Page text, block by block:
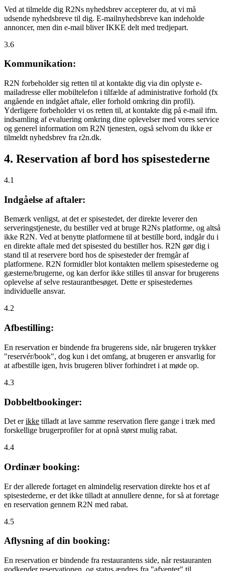
Ved at tilmelde dig R2Ns nyhedsbrev accepterer du, at vi må
udsende nyhedsbreve til dig. E-mailnyhedsbreve kan indeholde
annoncer, men din e-mail bliver IKKE delt med tredjepart.
3.6
Kommunikation:
R2N forbeholder sig retten til at kontakte dig via din oplyste e-
mailadresse eller mobiltelefon i tilfælde af administrative forhold (fx
angående en indgået aftale, eller forhold omkring din profil).
Yderligere forbeholder vi os retten til, at kontakte dig på e-mail ifm.
indsamling af evaluering omkring dine oplevelser med vores service
og generel information om R2N tjenesten, også selvom du ikke er
tilmeldt nyhedsbrev fra r2n.dk.
4. Reservation af bord hos spisestederne
4.1
Indgåelse af aftaler:
Bemærk venligst, at det er spisestedet, der direkte leverer den
serveringstjeneste, du bestiller ved at bruge R2Ns platforme, og altså
ikke R2N. Ved at benytte platformene til at bestille bord, indgår du i
en direkte aftale med det spisested du bestiller hos. R2N gør dig i
stand til at reservere bord hos de spisesteder der fremgår af
platformene. R2N formidler blot kontakten mellem spisestederne og
gæsterne/brugerne, og kan derfor ikke stilles til ansvar for brugerens
oplevelse af selve restaurantbesøget. Dette er spisestedernes
individuelle ansvar.
4.2
Afbestilling:
En reservation er bindende fra brugerens side, når brugeren trykker
"reservér/book", dog kun i det omfang, at brugeren er ansvarlig for
at afbestille igen, hvis brugeren bliver forhindret i at møde op.
4.3
Dobbeltbookinger:
Det erikke tilladt at lave samme reservation flere gange i træk med
forskellige brugerprofiler for at opnå størst mulig rabat.
4.4
Ordinær booking:
Er der allerede fortaget en almindelig reservation direkte hos et af
spisestederne, er det ikke tilladt at annullere denne, for så at foretage
en reservation gennem R2N med rabat.
4.5
Aflysning af din booking:
En reservation er bindende fra restaurantens side, når restauranten
godkender reservationen, og status ændres fra "afventer" til